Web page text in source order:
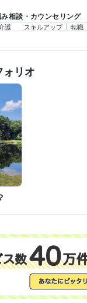
相談・カウンセリング
護 スキルアップ 転職
ォリオ